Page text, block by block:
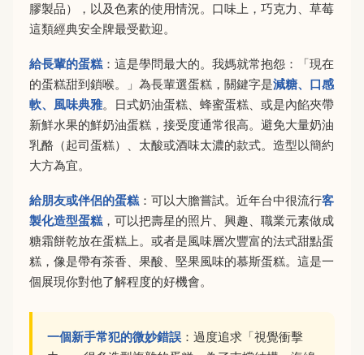
膠製品），以及色素的使用情況。口味上，巧克力、草莓
這類經典安全牌最受歡迎。
給長輩的蛋糕 ：這是學問最大的。我媽就常抱怨：「現在
的蛋糕甜到鎖喉。」為長輩選蛋糕，關鍵字是減糖、口感
軟、風味典雅。日式奶油蛋糕、蜂蜜蛋糕、或是內餡夾帶
新鮮水果的鮮奶油蛋糕，接受度通常很高。避免大量奶油
乳酪（起司蛋糕）、太酸或酒味太濃的款式。造型以簡約
大方為宜。
給朋友或伴侶的蛋糕 ：可以大膽嘗試。近年台中很流行客
製化造型蛋糕 ，可以把壽星的照片、興趣、職業元素做成
糖霜餅乾放在蛋糕上。或者是風味層次豐富的法式甜點蛋
糕，像是帶有茶香、果酸、堅果風味的慕斯蛋糕。這是一
個展現你對他了解程度的好機會。
一個新手常犯的微妙錯誤 ：過度追求「視覺衝擊